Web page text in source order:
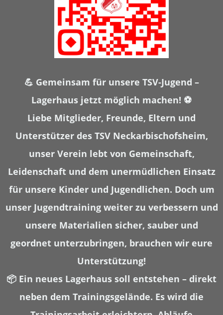
💪 Gemeinsam für unsere TSV-Jugend –
Lagerhaus jetzt möglich machen! ⚽
Liebe Mitglieder, Freunde, Eltern und
Unterstützer des TSV Neckarbischofsheim,
unser Verein lebt von Gemeinschaft,
Leidenschaft und dem unermüdlichen Einsatz
für unsere Kinder und Jugendlichen. Doch um
unser Jugendtraining weiter zu verbessern und
unsere Materialien sicher, sauber und
geordnet unterzubringen, brauchen wir eure
Unterstützung!
📦 Ein neues Lagerhaus soll entstehen – direkt
neben dem Trainingsgelände. Es wird die